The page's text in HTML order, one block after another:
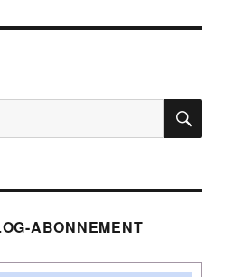
Brautvater
ABONNEMENT